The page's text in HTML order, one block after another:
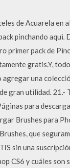
de Acuarela
pinchando
primer pack de
gratis.Y,
una
gran utilidad.
para
Brushes para
que
sin una
CS6 y cuáles